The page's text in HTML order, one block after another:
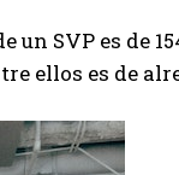
un SVP es de
ellos es de